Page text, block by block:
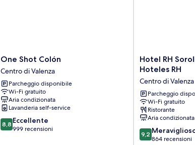
One
Shot
Colón
Centro
di
Valenza
One Shot Colón
Centro di Valenza
Parcheggio disponibile
Wi-Fi gratuito
Aria condizionata
Lavanderia self-service
8.8
su
8,8 Eccellente
999 recensioni
Hotel
RH
Centro
By
Hoteles
RH
Centro
di
Valenza
Hotel RH
Hoteles RH
Centro di Valenza
Parcheggio
Wi-Fi gratuito
Ristorante
Aria condizionata
9.2
su
9,2
864 recensioni